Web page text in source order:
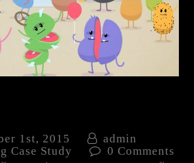
1st, 2015
admin
Case Study 0 Comments